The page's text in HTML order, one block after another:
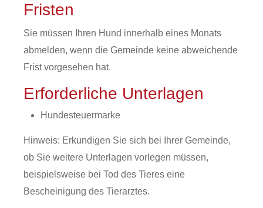
Fristen
Sie müssen Ihren Hund innerhalb eines Monats
abmelden, wenn die Gemeinde keine abweichende
Frist vorgesehen hat.
Erforderliche Unterlagen
Hundesteuermarke
Hinweis: Erkundigen Sie sich bei Ihrer Gemeinde,
ob Sie weitere Unterlagen vorlegen müssen,
beispielsweise bei Tod des Tieres eine
Bescheinigung des Tierarztes.